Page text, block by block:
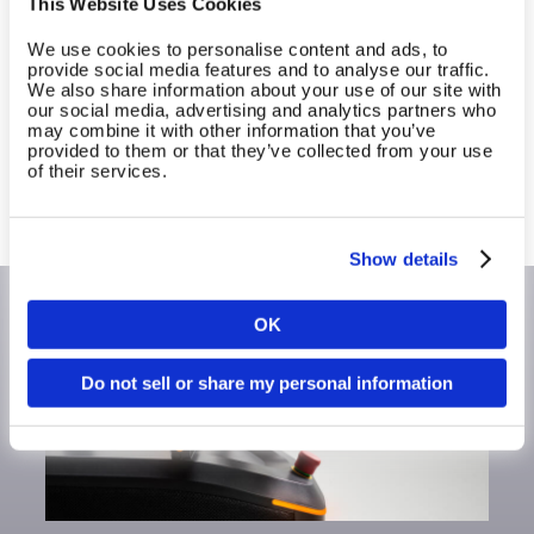
We use cookies to personalise content and ads, to
provide social media features and to analyse our traffic.
We also share information about your use of our site with
our social media, advertising and analytics partners who
may combine it with other information that you’ve
provided to them or that they’ve collected from your use
of their services.
Show details
OK
Do not sell or share my personal information
Erfahre, wie du mit dem EGYM Ökosystem dein
Business stärker, Abläufe effizienter und
Wachstum messbar machen kannst.
Mehr Informationen anfordern
Sprache